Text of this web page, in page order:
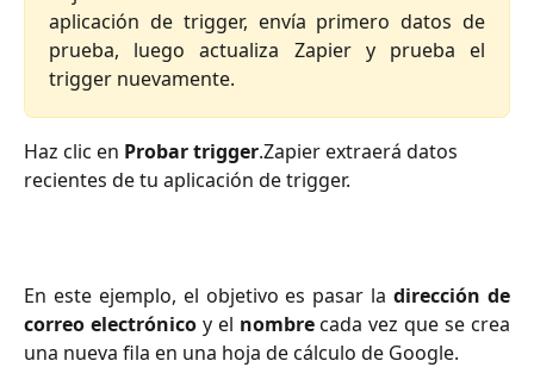
aplicación de trigger, envía primero datos de
prueba, luego actualiza Zapier y prueba el
trigger nuevamente.
Haz clic en Probar trigger.Zapier extraerá datos
recientes de tu aplicación de trigger.
En este ejemplo, el objetivo es pasar ladirección de
correo electrónicoy el nombrecada vez que se crea
una nueva fila en una hoja de cálculo de Google.